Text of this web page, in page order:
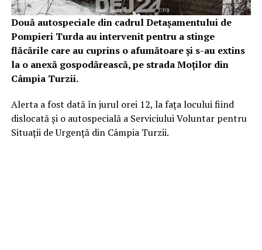
Două autospeciale din cadrul Detașamentului de
Pompieri Turda au intervenit pentru a stinge
flăcările care au cuprins o afumătoare și s-au extins
la o anexă gospodărească, pe strada Moților din
Câmpia Turzii.
Alerta a fost dată în jurul orei 12, la fața locului fiind
dislocată și o autospecială a Serviciului Voluntar pentru
Situații de Urgență din Câmpia Turzii.